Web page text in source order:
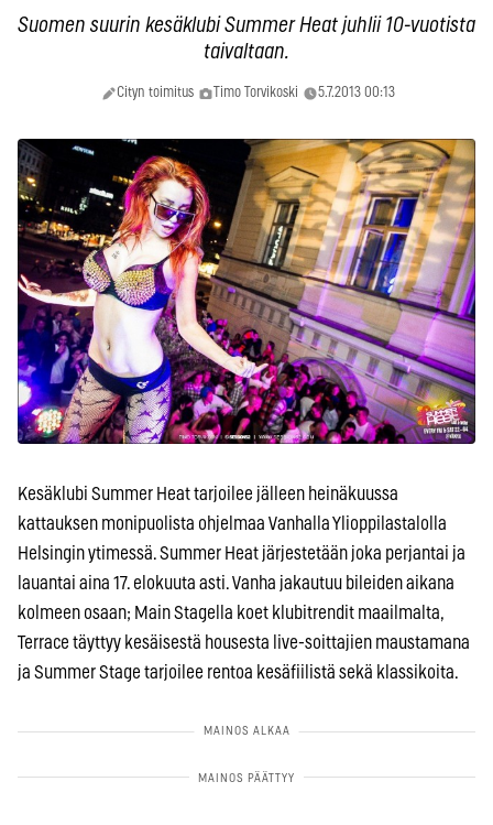
Suomen suurin kesäklubi Summer Heat juhlii 10-vuotista
taivaltaan.
Cityn toimitus Timo Torvikoski 5.7.2013 00:13
Kesäklubi Summer Heat tarjoilee jälleen heinäkuussa
kattauksen monipuolista ohjelmaa Vanhalla Ylioppilastalolla
Helsingin ytimessä. Summer Heat järjestetään joka perjantai ja
lauantai aina 17. elokuuta asti. Vanha jakautuu bileiden aikana
kolmeen osaan; Main Stagella koet klubitrendit maailmalta,
Terrace täyttyy kesäisestä housesta live-soittajien maustamana
ja Summer Stage tarjoilee rentoa kesäfiilistä sekä klassikoita.